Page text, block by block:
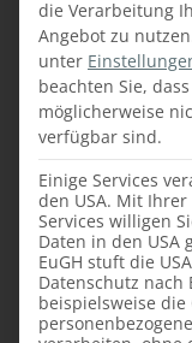
Metallbetten
Metallbetten
geradlinigen,
wohl beste
punkten
und sie
die Verarbeitung
Angebot zu
unter
beachten Sie,
möglicherweise
verfügbar sind.
Einige Services
den USA. Mit
Services willigen
Daten in den USA
EuGH stuft die
Datenschutz nach
beispielsweise die